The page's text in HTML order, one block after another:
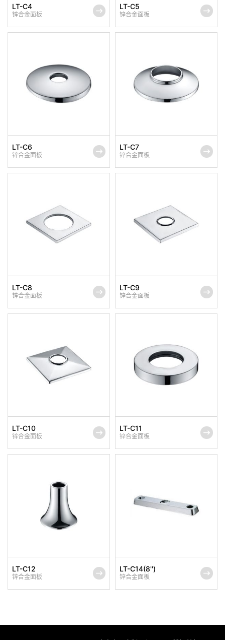
LT-C4
锌合金面板
LT-C5
锌合金面板
LT-C6
锌合金面板
LT-C7
锌合金面板
LT-C8
锌合金面板
LT-C9
锌合金面板
LT-C10
锌合金面板
LT-C11
锌合金面板
LT-C12
锌合金面板
LT-C14(8'')
锌合金面板